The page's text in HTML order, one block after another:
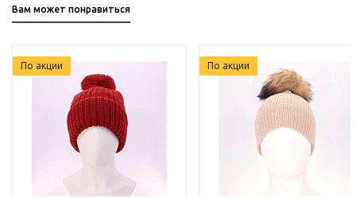
Вам может понравиться
По акции По акции